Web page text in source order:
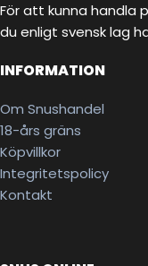
För att kunna handla
du enligt svensk lag
INFORMATION
Om Snushandel
18-års gräns
Köpvillkor
Integritetspolicy
Kontakt